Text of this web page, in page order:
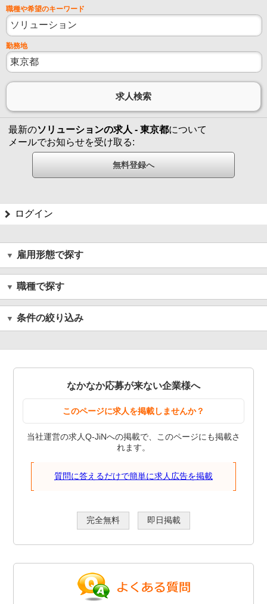
職種や希望のキーワード
勤務地
最新のソリューションの求人 - 東京都について
メールでお知らせを受け取る:
ログイン
雇用形態で探す
職種で探す
条件の絞り込み
なかなか応募が来ない企業様へ
このページに求人を掲載しませんか？
当社運営の求人Q-JiNへの掲載で、このページにも掲載さ
れます。
質問に答えるだけで簡単に求人広告を掲載
完全無料 即日掲載